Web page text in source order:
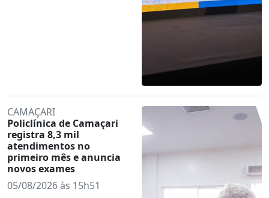
CAMAÇARI
Policlínica de Camaçari
registra 8,3 mil
atendimentos no
primeiro mês e anuncia
novos exames
05/08/2026 às 15h51